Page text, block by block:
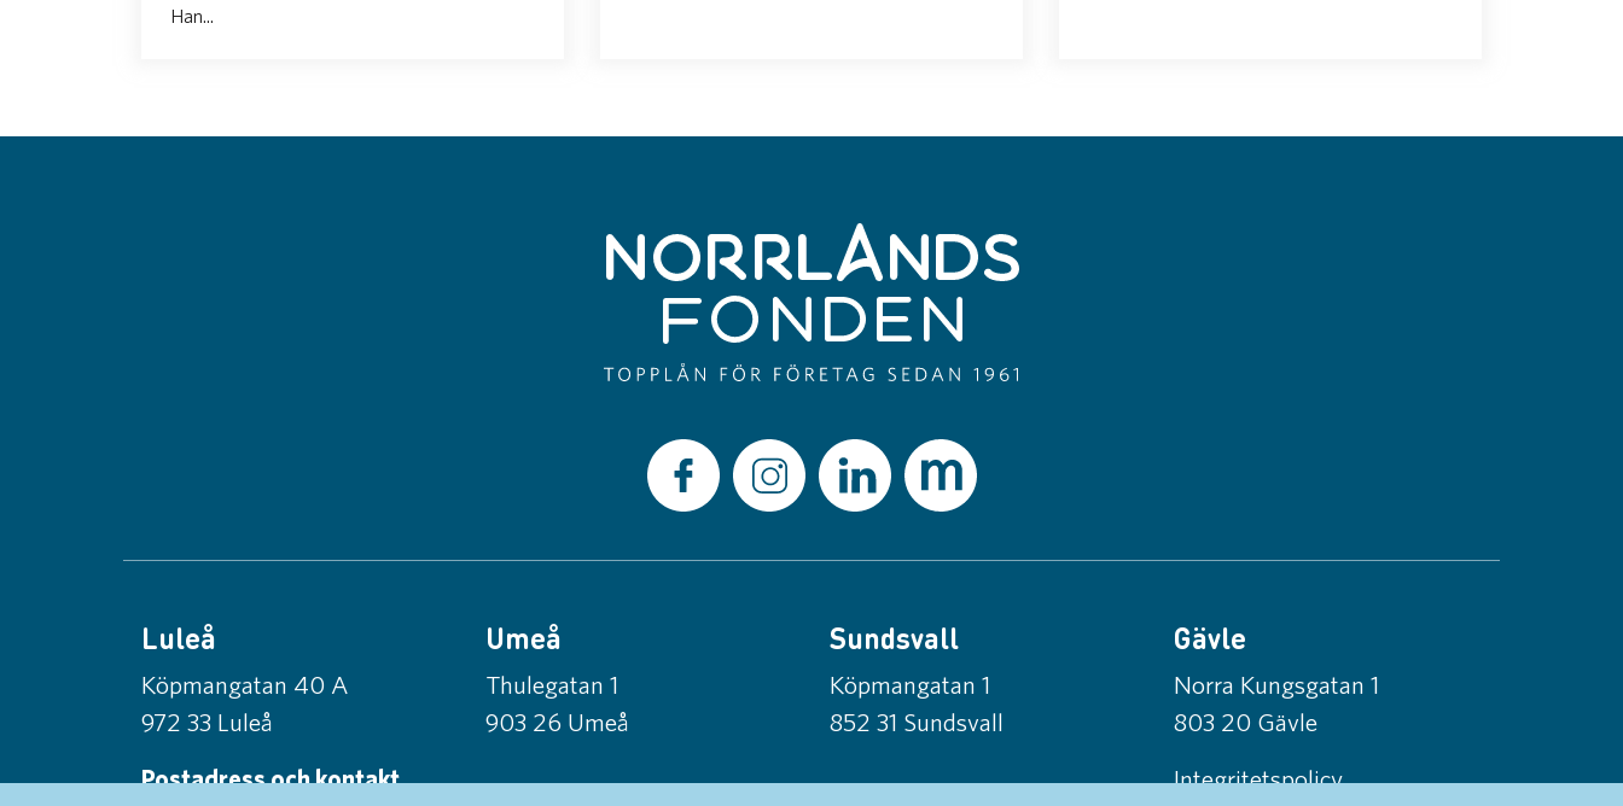
Han...
Luleå
Köpmangatan 40 A
972 33 Luleå
Postadress och kontakt
Umeå
Thulegatan 1
903 26 Umeå
Sundsvall
Köpmangatan 1
852 31 Sundsvall
Gävle
Norra Kungsgatan 1
803 20 Gävle
Integritetspolicy